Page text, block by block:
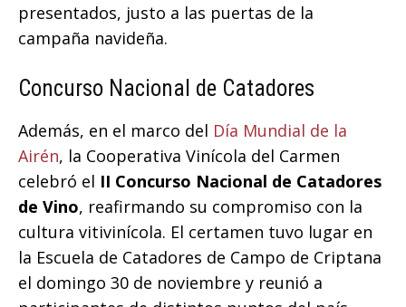
presentados, justo a las puertas de la
campaña navideña.
Concurso Nacional de Catadores
Además, en el marco del Día Mundial de la
Airén, la Cooperativa Vinícola del Carmen
celebró el II Concurso Nacional de Catadores
de Vino, reafirmando su compromiso con la
cultura vitivinícola. El certamen tuvo lugar en
la Escuela de Catadores de Campo de Criptana
el domingo 30 de noviembre y reunió a